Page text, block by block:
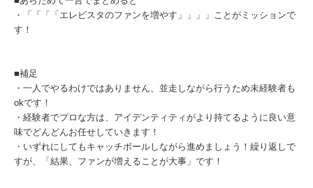
・「「「「エレビスタのファンを増やす」」」」ことがミッションで
す！
■補足
・一人でやるわけではありません、並走しながら行うため未経験者も
okです！
・経験者でプロな方は、アイデンティティがより持てるように良い意
味でどんどんお任せしていきます！
・いずれにしてもキャッチボールしながら進めましょう！繰り返しで
すが、「結果、ファンが増えることが大事」です！